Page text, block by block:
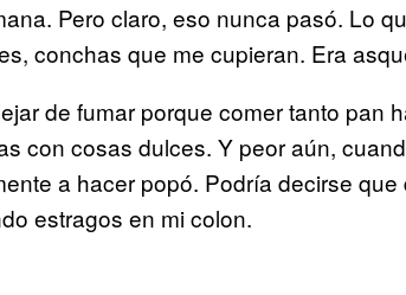
Pero claro, eso nunca pasó. Lo
conchas que me cupieran. Era
de fumar porque comer tanto pan
con cosas dulces. Y peor aún,
a hacer popó. Podría decirse que
estragos en mi colon.